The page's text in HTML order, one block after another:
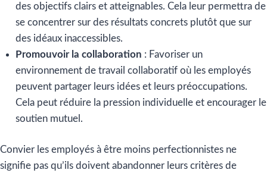
des objectifs clairs et atteignables. Cela leur permettra de
se concentrer sur des résultats concrets plutôt que sur
des idéaux inaccessibles.
Promouvoir la collaboration : Favoriser un
environnement de travail collaboratif où les employés
peuvent partager leurs idées et leurs préoccupations.
Cela peut réduire la pression individuelle et encourager le
soutien mutuel.
Convier les employés à être moins perfectionnistes ne
signifie pas qu’ils doivent abandonner leurs critères de